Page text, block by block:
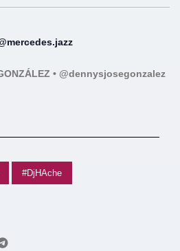
• @dennysjosegonzalez
#DjHAche